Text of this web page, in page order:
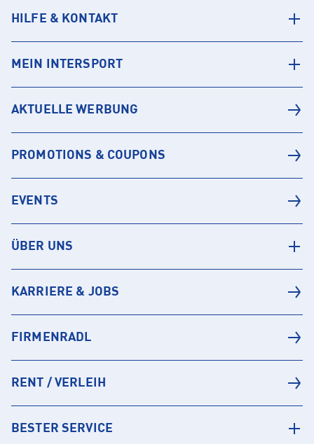
HILFE & KONTAKT
MEIN INTERSPORT
AKTUELLE WERBUNG
PROMOTIONS & COUPONS
EVENTS
ÜBER UNS
KARRIERE & JOBS
FIRMENRADL
RENT / VERLEIH
BESTER SERVICE